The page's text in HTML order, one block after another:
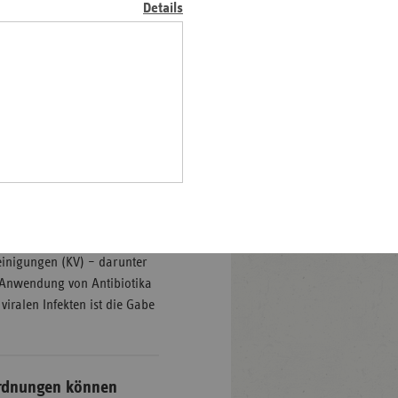
Details
RESIST können
genutzt werden.
(KV) – darunter
von Antibiotika
Infekten ist die Gabe
können